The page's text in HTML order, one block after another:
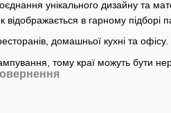
унікального дизайну та
в гарному підборі
домашньої кухні та офісу.
тому краї можуть бути